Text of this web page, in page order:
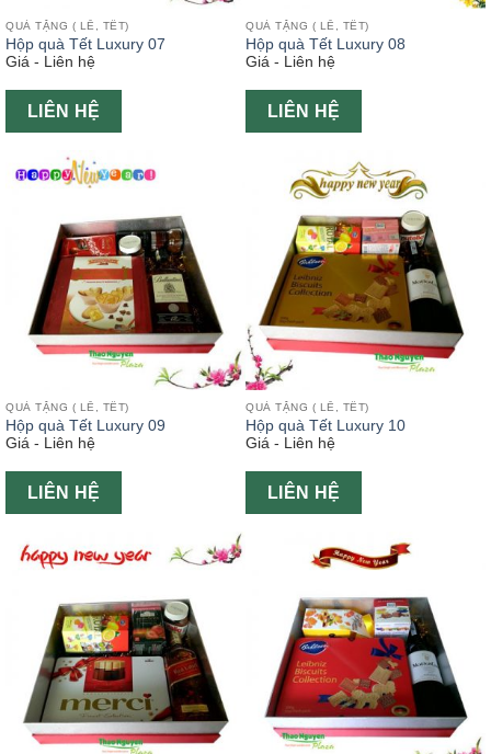
QUÀ TẶNG ( LỄ, TẾT)
Hộp quà Tết Luxury 07
Giá - Liên hệ
LIÊN HỆ
QUÀ TẶNG ( LỄ, TẾT)
Hộp quà Tết Luxury 08
Giá - Liên hệ
LIÊN HỆ
QUÀ TẶNG ( LỄ, TẾT)
Hộp quà Tết Luxury 09
Giá - Liên hệ
LIÊN HỆ
QUÀ TẶNG ( LỄ, TẾT)
Hộp quà Tết Luxury 10
Giá - Liên hệ
LIÊN HỆ